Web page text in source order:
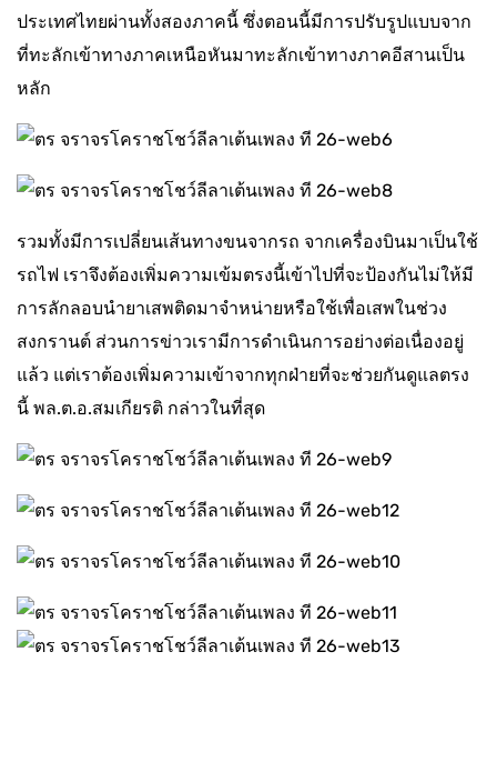
ประเทศไทยผ่านทั้งสองภาคนี้ ซึ่งตอนนี้มีการปรับรูปแบบจาก
ที่ทะลักเข้าทางภาคเหนือหันมาทะลักเข้าทางภาคอีสานเป็น
หลัก
รวมทั้งมีการเปลี่ยนเส้นทางขนจากรถ จากเครื่องบินมาเป็นใช้
รถไฟ เราจึงต้องเพิ่มความเข้มตรงนี้เข้าไปที่จะป้องกันไม่ให้มี
การลักลอบนำยาเสพติดมาจำหน่ายหรือใช้เพื่อเสพในช่วง
สงกรานต์ ส่วนการข่าวเรามีการดำเนินการอย่างต่อเนื่องอยู่
แล้ว แต่เราต้องเพิ่มความเข้าจากทุกฝ่ายที่จะช่วยกันดูแลตรง
นี้ พล.ต.อ.สมเกียรติ กล่าวในที่สุด